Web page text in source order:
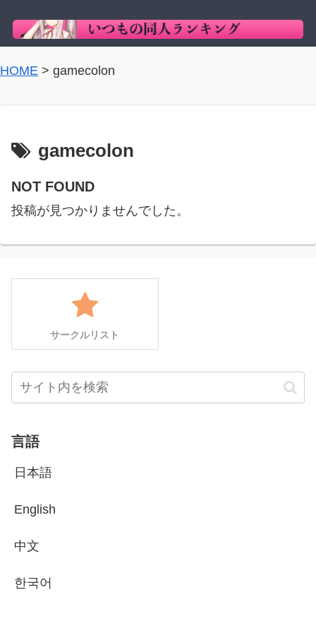
HOME > gamecolon
gamecolon
NOT FOUND
投稿が見つかりませんでした。
サークルリスト
言語
日本語
English
中文
한국어